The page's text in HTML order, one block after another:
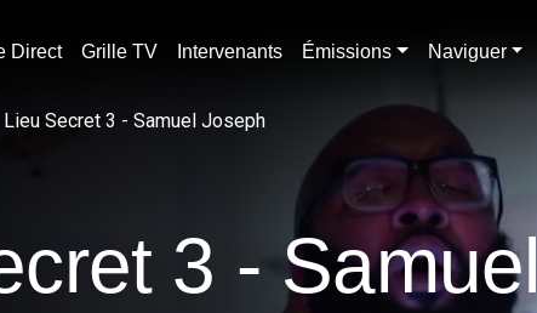
Direct Grille TV Intervenants Émissions Naviguer
Lieu Secret 3 - Samuel Joseph
3 - Samuel